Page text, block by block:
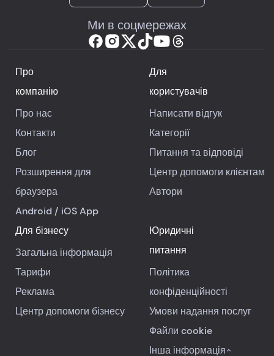
Ми в соцмережах
Про
компанію
Про нас
Контакти
Блог
Розширення для
браузера
Android / iOSApp
Для
користувачів
Написати відгук
Категорії
Питання та відповіді
Центр допомоги клієнтам
Автори
Для бізнесу
Загальна інформація
Тарифи
Реклама
Центр допомоги бізнесу
Юридичні
питання
Політика
конфіденційності
Умови надання послуг
Файли cookie
Інша інформація